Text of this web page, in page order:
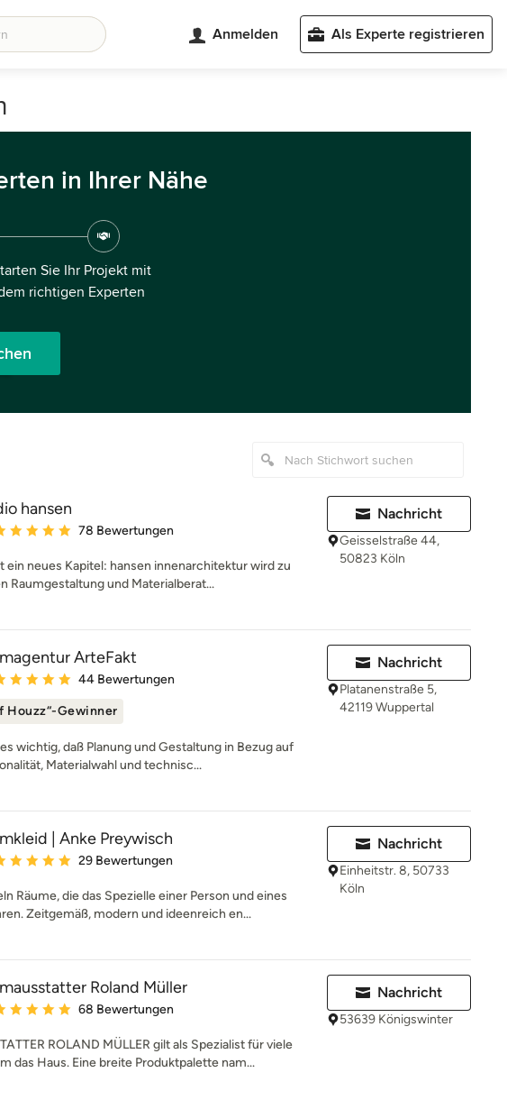
Anmelden Als Experte registrieren
in Ihrer Nähe
Sie Ihr Projekt mit
richtigen Experten
hansen
Bewertung: 4.9 von 5 Sternen
78 Bewertungen
ein neues Kapitel: hansen innenarchitektur wird zu
Raumgestaltung und Materialberat...
Nachricht
Geisselstraße 44,
50823 Köln
ArteFakt
Bewertung: 5 von 5 Sternen
44 Bewertungen
Houzz“-Gewinner
wichtig, daß Planung und Gestaltung in Bezug auf
Materialwahl und technisc...
Nachricht
Platanenstraße 5,
42119 Wuppertal
| Anke Preywisch
Bewertung: 4.9 von 5 Sternen
29 Bewertungen
Räume, die das Spezielle einer Person und eines
Zeitgemäß, modern und ideenreich en...
Nachricht
Einheitstr. 8, 50733
Köln
Roland Müller
Bewertung: 5 von 5 Sternen
68 Bewertungen
ROLAND MÜLLER gilt als Spezialist für viele
das Haus. Eine breite Produktpalette nam...
Nachricht
53639 Königswinter